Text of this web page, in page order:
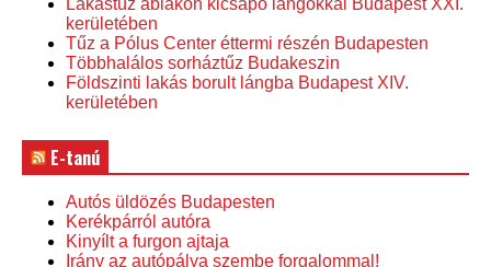
Lakástűz ablakon kicsapó lángokkal Budapest XXI.
kerületében
Tűz a Pólus Center éttermi részén Budapesten
Többhalálos sorháztűz Budakeszin
Földszinti lakás borult lángba Budapest XIV.
kerületében
E-tanú
Autós üldözés Budapesten
Kerékpárról autóra
Kinyílt a furgon ajtaja
Irány az autópálya szembe forgalommal!